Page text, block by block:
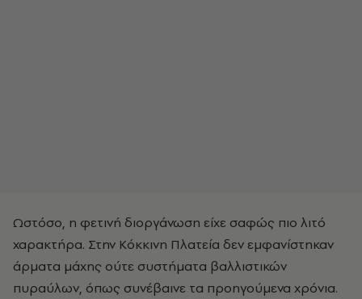
Ωστόσο, η φετινή διοργάνωση είχε σαφώς πιο λιτό
χαρακτήρα. Στην Κόκκινη Πλατεία δεν εμφανίστηκαν
άρματα μάχης ούτε συστήματα βαλλιστικών
πυραύλων, όπως συνέβαινε τα προηγούμενα χρόνια.